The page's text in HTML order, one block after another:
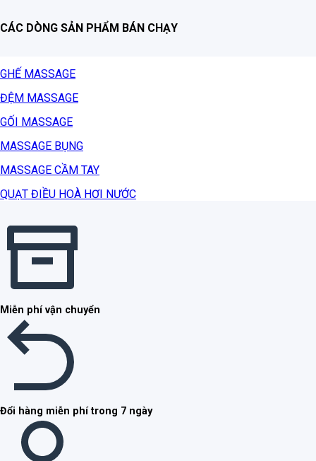
CÁC DÒNG SẢN PHẨM BÁN CHẠY
GHẾ MASSAGE
ĐỆM MASSAGE
GỐI MASSAGE
MASSAGE BỤNG
MASSAGE CẦM TAY
QUẠT ĐIỀU HOÀ HƠI NƯỚC
Miễn phí vận chuyển
Đổi hàng miễn phí trong 7 ngày